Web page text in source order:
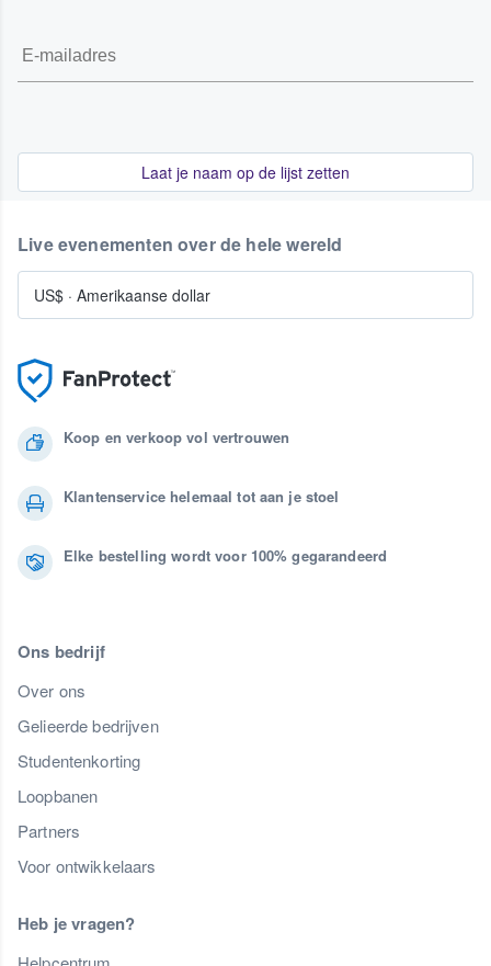
Laat je naam op de lijst zetten
Koop en verkoop vol vertrouwen
Klantenservice helemaal tot aan je stoel
Elke bestelling wordt voor 100% gegarandeerd
Ons bedrijf
Over ons
Gelieerde bedrijven
Studentenkorting
Loopbanen
Partners
Voor ontwikkelaars
Heb je vragen?
Live evenementen over de hele wereld
US$ · Amerikaanse dollar